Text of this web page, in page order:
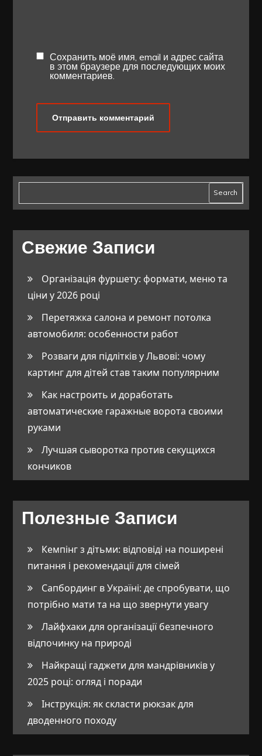
Сохранить моё имя, email и адрес сайта
в этом браузере для последующих моих
комментариев.
Search
Свежие Записи
Організація фуршету: формати, меню та
ціни у 2026 році
Перетяжка салона и ремонт потолка
автомобиля: особенности работ
Розваги для підлітків у Львові: чому
картинг для дітей став таким популярним
Как настроить и доработать
автоматические гаражные ворота своими
руками
Лучшая сыворотка против секущихся
кончиков
Полезные Записи
Кемпінг з дітьми: відповіді на поширені
питання і рекомендації для сімей
Сапбординг в Україні: де спробувати, що
потрібно мати та на що звернути увагу
Лайфхаки для організації безпечного
відпочинку на природі
Найкращі гаджети для мандрівників у
2025 році: огляд і поради
Інструкція: як скласти рюкзак для
дводенного походу